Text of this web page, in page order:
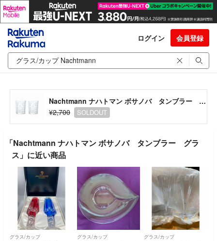
ログイン 会員登録
Nachtmann ナハトマン ボサノバ タンブラー グラス
¥2,700
SOLDOUT
「Nachtmann ナハトマン ボサノバ タンブラー グラ
ス」に近い商品
グラス/カップ グラス/カップ グラス/カップ